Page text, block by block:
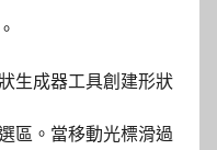
區。當移動光標滑過